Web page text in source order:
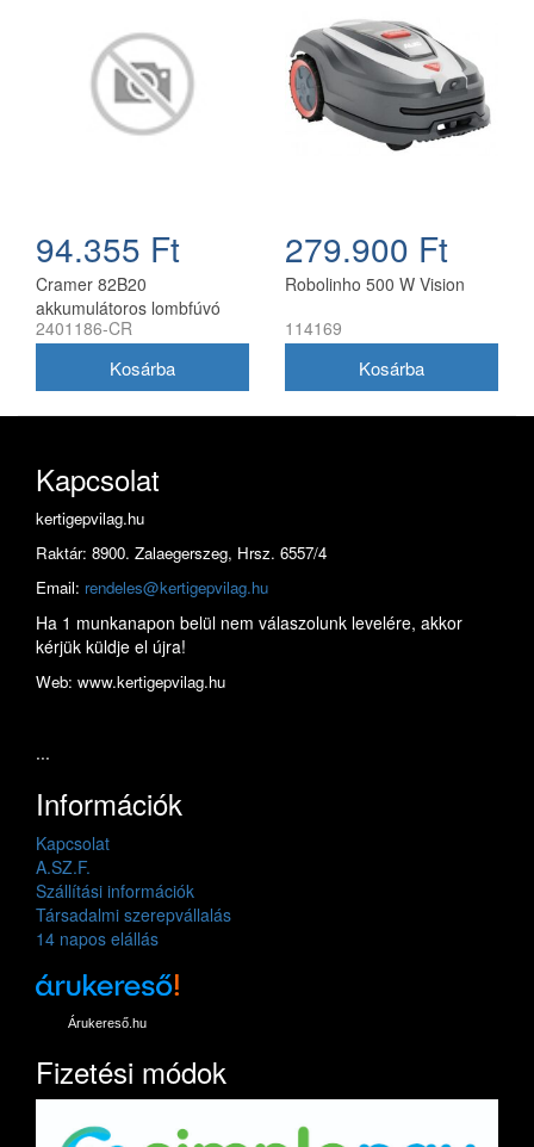
94.355 Ft
Cramer 82B20
akkumulátoros lombfúvó
82V, akku és töltő nélkül
2401186-CR
279.900 Ft
Robolinho 500 W Vision
114169
Kapcsolat
kertigepvilag.hu
Raktár: 8900. Zalaegerszeg, Hrsz. 6557/4
Email: rendeles@kertigepvilag.hu
Ha 1 munkanapon belül nem válaszolunk levelére, akkor
kérjük küldje el újra!
Web: www.kertigepvilag.hu
...
Információk
Kapcsolat
A.SZ.F.
Szállítási információk
Társadalmi szerepvállalás
14 napos elállás
Árukereső.hu
Fizetési módok